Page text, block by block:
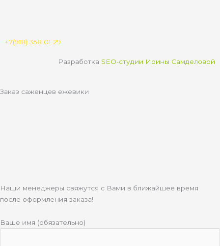
n
+7(918) 358 01 29
Разработка SEO-студии Ирины Самделовой
Заказ саженцев ежевики
Наши менеджеры свяжутся с Вами в ближайшее время
после оформления заказа!
Ваше имя (обязательно)